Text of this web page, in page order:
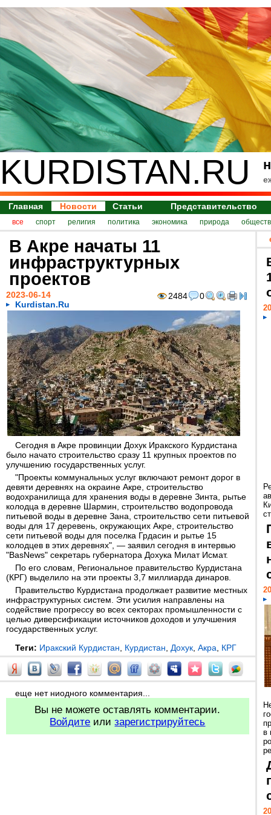
KURDISTAN.RU
Главная Новости Статьи Представительство
все спорт религия политика экономика природа
В Акре начаты 11
инфраструктурных
проектов
2484 0
2023-06-14
Kurdistan.Ru
Сегодня в Акре провинции Дохук Иракского Курдистана
было начато строительство сразу 11 крупных проектов по
улучшению государственных услуг.
"Проекты коммунальных услуг включают ремонт дорог в
девяти деревнях на окраине Акре, строительство
водохранилища для хранения воды в деревне Зинта, рытье
колодца в деревне Шармин, строительство водопровода
питьевой воды в деревне Зана, строительство сети питьевой
воды для 17 деревень, окружающих Акре, строительство
сети питьевой воды для поселка Грдасин и рытье 15
колодцев в этих деревнях", — заявил сегодня в интервью
"BasNews" секретарь губернатора Дохука Милат Исмат.
По его словам, Региональное правительство Курдистана
(КРГ) выделило на эти проекты 3,7 миллиарда динаров.
Правительство Курдистана продолжает развитие местных
инфраструктурных систем. Эти усилия направлены на
содействие прогрессу во всех секторах промышленности с
целью диверсификации источников доходов и улучшения
государственных услуг.
Теги: Иракский Курдистан Курдистан Дохук Акра КРГ
еще нет ниодного комментария...
Вы не можете оставлять комментарии.
Войдите илизарегистрируйтесь
в